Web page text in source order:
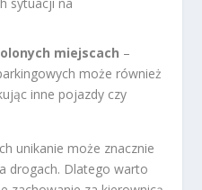
miejscach –
może również
inne pojazdy czy
unikanie może znacznie
drogach. Dlatego warto